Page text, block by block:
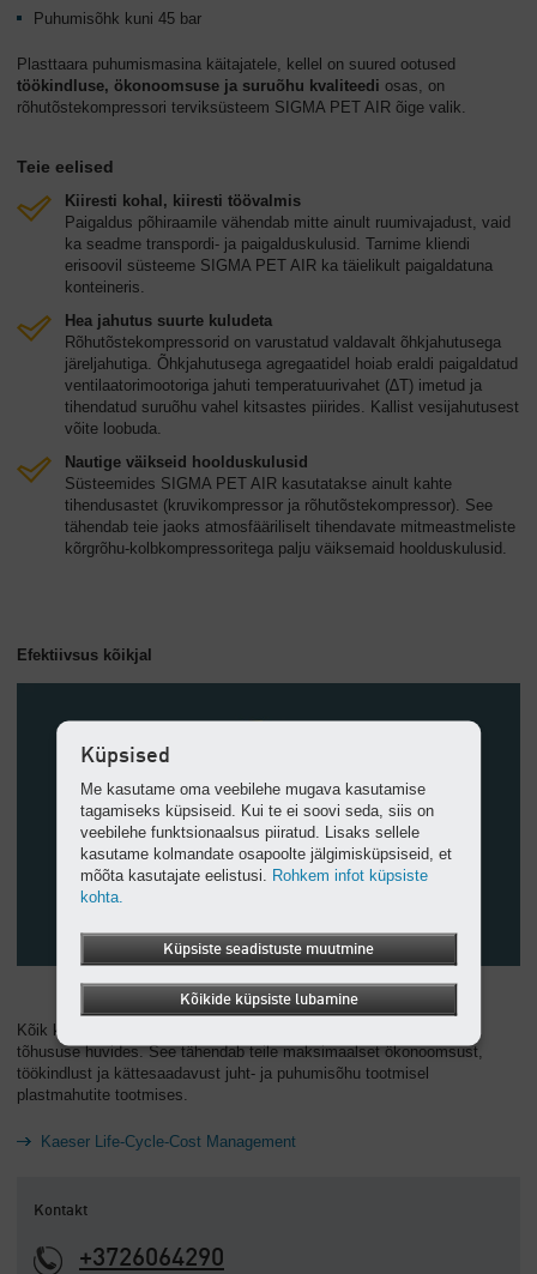
Puhumisõhk kuni 45 bar
Plasttaara puhumismasina käitajatele, kellel on suured ootused
töökindluse, ökonoomsuse ja suruõhu kvaliteedi osas, on
rõhutõstekompressori terviksüsteem SIGMA PET AIR õige valik.
Teie eelised
Kiiresti kohal, kiiresti töövalmis
Paigaldus põhiraamile vähendab mitte ainult ruumivajadust, vaid
ka seadme transpordi- ja paigalduskulusid. Tarnime kliendi
erisoovil süsteeme SIGMA PET AIR ka täielikult paigaldatuna
konteineris.
Hea jahutus suurte kuludeta
Rõhutõstekompressorid on varustatud valdavalt õhkjahutusega
järeljahutiga. Õhkjahutusega agregaatidel hoiab eraldi paigaldatud
ventilaatorimootoriga jahuti temperatuurivahet (∆T) imetud ja
tihendatud suruõhu vahel kitsastes piirides. Kallist vesijahutusest
võite loobuda.
Nautige väikseid hoolduskulusid
Süsteemides SIGMA PET AIR kasutatakse ainult kahte
tihendusastet (kruvikompressor ja rõhutõstekompressor). See
tähendab teie jaoks atmosfääriliselt tihendavate mitmeastmeliste
kõrgrõhu-kolbkompressoritega palju väiksemaid hoolduskulusid.
Efektiivsus kõikjal
Kõik komponendid on häälestatud üksteise suhtes maksimaalse
tõhususe huvides. See tähendab teile maksimaalset ökonoomsust,
töökindlust ja kättesaadavust juht- ja puhumisõhu tootmisel
plastmahutite tootmises.
Kaeser Life-Cycle-Cost Management
Kontakt
+3726064290
Küpsised
Me kasutame oma veebilehe mugava kasutamise
tagamiseks küpsiseid. Kui te ei soovi seda, siis on
veebilehe funktsionaalsus piiratud. Lisaks sellele
kasutame kolmandate osapoolte jälgimisküpsiseid, et
mõõta kasutajate eelistusi. Rohkem infot küpsiste
kohta.
Küpsiste seadistuste muutmine
Kõikide küpsiste lubamine